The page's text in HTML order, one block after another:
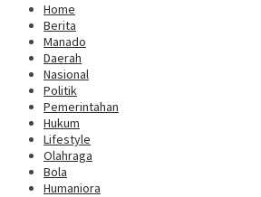
Home
Berita
Manado
Daerah
Nasional
Politik
Pemerintahan
Hukum
Lifestyle
Olahraga
Bola
Humaniora